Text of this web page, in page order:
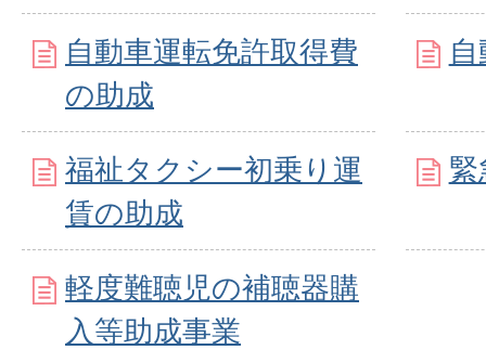
自動車運転免許取得費
の助成
福祉タクシー初乗り運
賃の助成
軽度難聴児の補聴器購
入等助成事業